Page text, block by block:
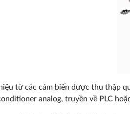
từ các cảm biến được thu thập
analog, truyền về PLC